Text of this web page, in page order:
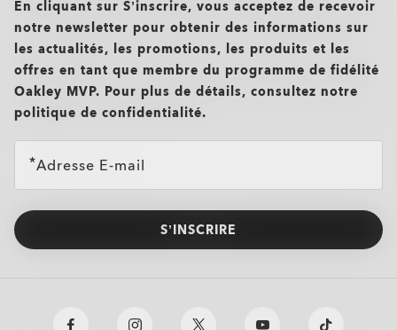
En cliquant sur S’inscrire, vous acceptez de recevoir
notre newsletter pour obtenir des informations sur
les actualités, les promotions, les produits et les
offres en tant que membre du programme de fidélité
Oakley MVP. Pour plus de détails, consultez notre
politique de confidentialité.
Adresse E-mail
S’INSCRIRE